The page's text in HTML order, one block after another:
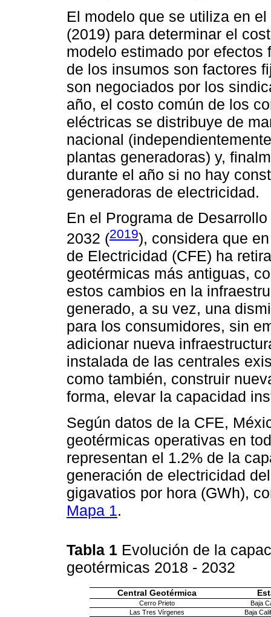
El modelo que se utiliza en
(2019) para determinar el
modelo estimado por
de los insumos son factores
son negociados por los
año, el costo común de los
eléctricas se distribuye de
nacional
plantas generadoras) y,
durante el año si no hay
generadoras de electricidad.
En el Programa de
2032 (2019), considera que
de Electricidad (CFE) ha
geotérmicas más antiguas,
estos cambios en la
generado, a su vez, una
para los consumidores, sin
adicionar nueva
instalada de las centrales
como también, construir
forma, elevar la capacidad
Según datos de la CFE,
geotérmicas operativas en
representan el 1.2% de la
generación de electricidad
gigavatios por hora (GWh),
Mapa 1.
Tabla 1 Evolución de la
geotérmicas 2018 - 2032
Central Geotérmica
Cerro Prieto
Baja
Las Tres Vírgenes
Baja